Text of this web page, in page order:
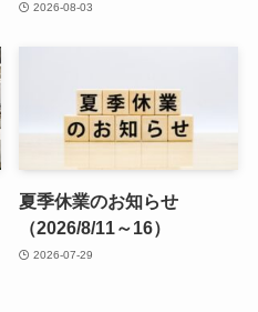
2026-08-03
夏季休業のお知らせ
（2026/8/11～16）
2026-07-29